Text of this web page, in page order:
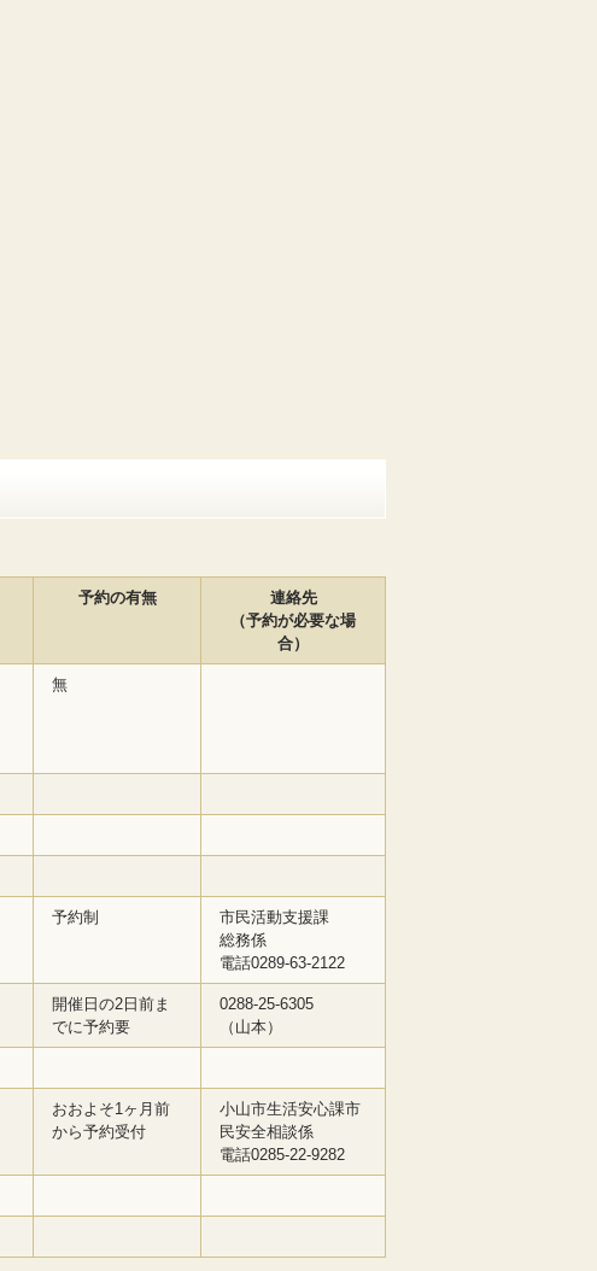
予約の有無
連絡先
（予約が必要な場
合）
無
予約制
市民活動支援課
総務係
電話0289-63-2122
開催日の2日前ま
でに予約要
0288-25-6305
（山本）
おおよそ1ヶ月前
から予約受付
小山市生活安心課市
民安全相談係
電話0285-22-9282